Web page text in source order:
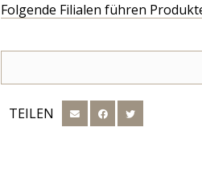
Folgende Filialen führen
TEILEN